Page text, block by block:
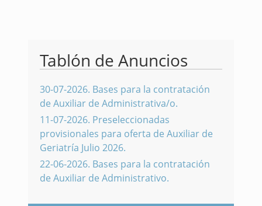
Tablón de Anuncios
30-07-2026. Bases para la contratación
de Auxiliar de Administrativa/o.
11-07-2026. Preseleccionadas
provisionales para oferta de Auxiliar de
Geriatría Julio 2026.
22-06-2026. Bases para la contratación
de Auxiliar de Administrativo.